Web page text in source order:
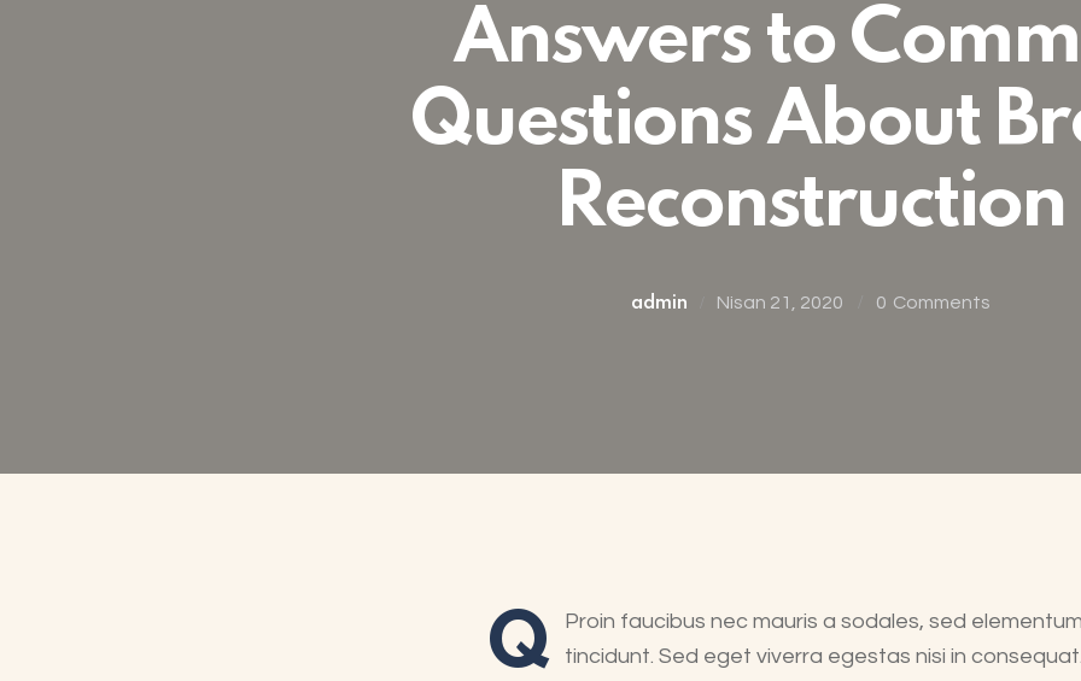
Answers to
Questions About
Reconstruction
admin Nisan 21, 2020 0 Comments
Q
Proin faucibus nec mauris a sodales, sed
tincidunt. Sed eget viverra egestas nisi in